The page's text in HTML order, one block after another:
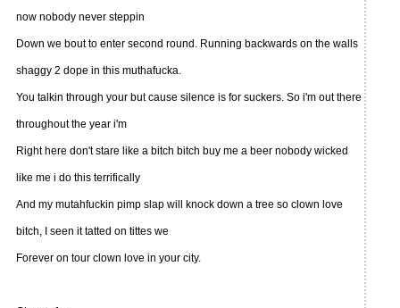
now nobody never steppin
Down we bout to enter second round. Running backwards on the walls
shaggy 2 dope in this muthafucka.
You talkin through your but cause silence is for suckers. So i'm out there
throughout the year i'm
Right here don't stare like a bitch bitch buy me a beer nobody wicked
like me i do this terrifically
And my mutahfuckin pimp slap will knock down a tree so clown love
bitch, I seen it tatted on tittes we
Forever on tour clown love in your city.